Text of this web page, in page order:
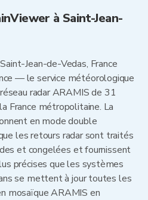
à Saint-Jean-
Jean-de-Vedas, France
— le service météorologique
radar ARAMIS de 31
France métropolitaine. La
en mode double
les retours radar sont traités
et congelées et fournissent
précises que les systèmes
se mettent à jour toutes les
mosaïque ARAMIS en